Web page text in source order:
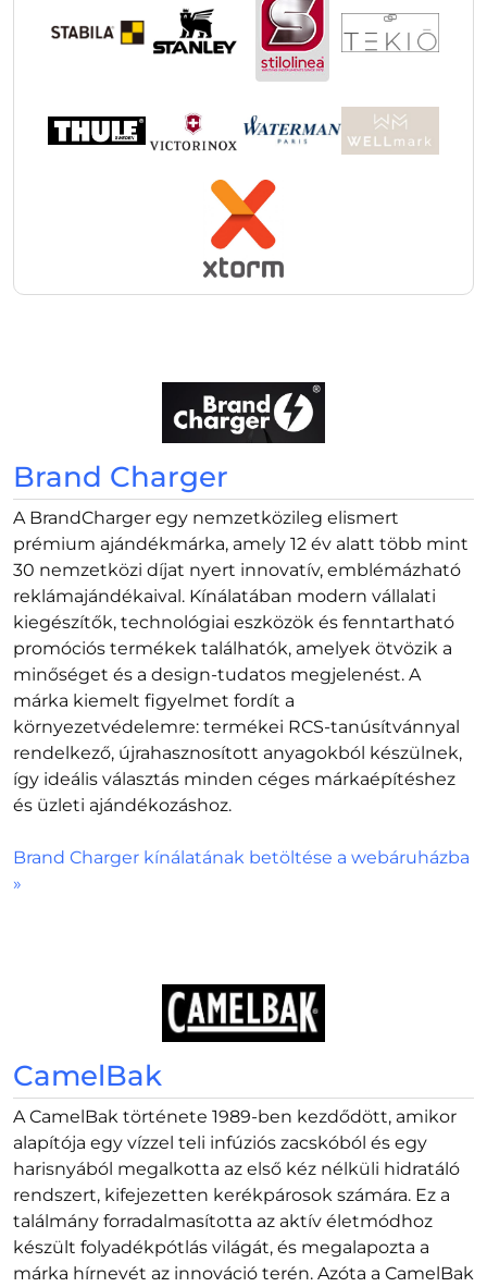
Brand Charger
A BrandCharger egy nemzetközileg elismert
prémium ajándékmárka, amely 12 év alatt több mint
30 nemzetközi díjat nyert innovatív, emblémázható
reklámajándékaival. Kínálatában modern vállalati
kiegészítők, technológiai eszközök és fenntartható
promóciós termékek találhatók, amelyek ötvözik a
minőséget és a design-tudatos megjelenést. A
márka kiemelt figyelmet fordít a
környezetvédelemre: termékei RCS-tanúsítvánnyal
rendelkező, újrahasznosított anyagokból készülnek,
így ideális választás minden céges márkaépítéshez
és üzleti ajándékozáshoz.
Brand Charger kínálatának betöltése a webáruházba
»
CamelBak
A CamelBak története 1989-ben kezdődött, amikor
alapítója egy vízzel teli infúziós zacskóból és egy
harisnyából megalkotta az első kéz nélküli hidratáló
rendszert, kifejezetten kerékpárosok számára. Ez a
találmány forradalmasította az aktív életmódhoz
készült folyadékpótlás világát, és megalapozta a
márka hírnevét az innováció terén. Azóta a CamelBak